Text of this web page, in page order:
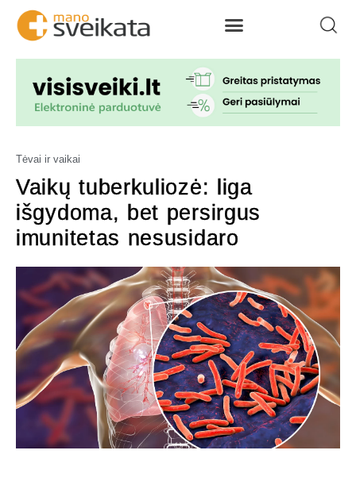
Tėvai ir vaikai
Vaikų tuberkuliozė: liga
išgydoma, bet persirgus
imunitetas nesusidaro